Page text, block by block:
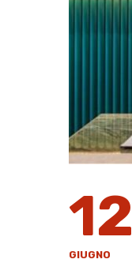
12
GIUGNO